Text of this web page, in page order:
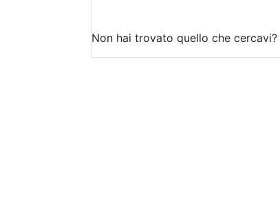
Non hai trovato quello che cercavi?